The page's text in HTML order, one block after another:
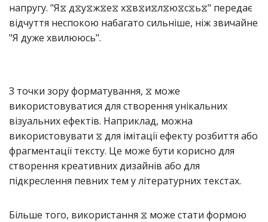
напругу. "Я⧖ д⧖у⧖ж⧖е⧖ х⧖в⧖и⧖л⧖ю⧖с⧖ь⧖" передає
відчуття неспокою набагато сильніше, ніж звичайне
"Я дуже хвилююсь".
З точки зору форматування, ⧖ може
використовуватися для створення унікальних
візуальних ефектів. Наприклад, можна
використовувати ⧖ для імітації ефекту розбиття або
фрагментації тексту. Це може бути корисно для
створення креативних дизайнів або для
підкреслення певних тем у літературних текстах.
Більше того, використання ⧖ може стати формою